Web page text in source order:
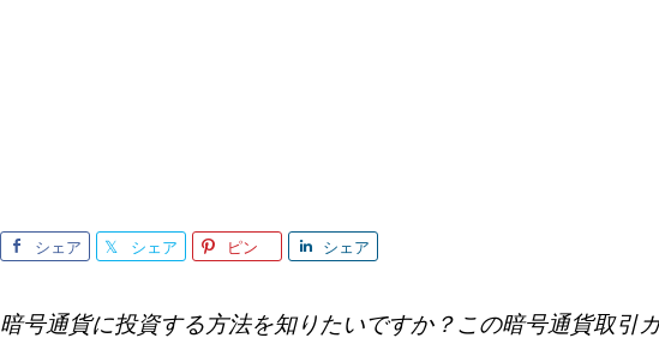
シェア シェア ピン シェア
暗号通貨に投資する方法を知りたいですか？この暗号通貨取引